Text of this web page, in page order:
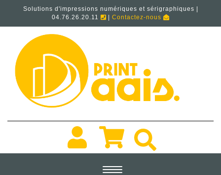
Solutions d'impressions numériques et sérigraphiques |
04.76.26.20.11
Contactez-nous
Toggle